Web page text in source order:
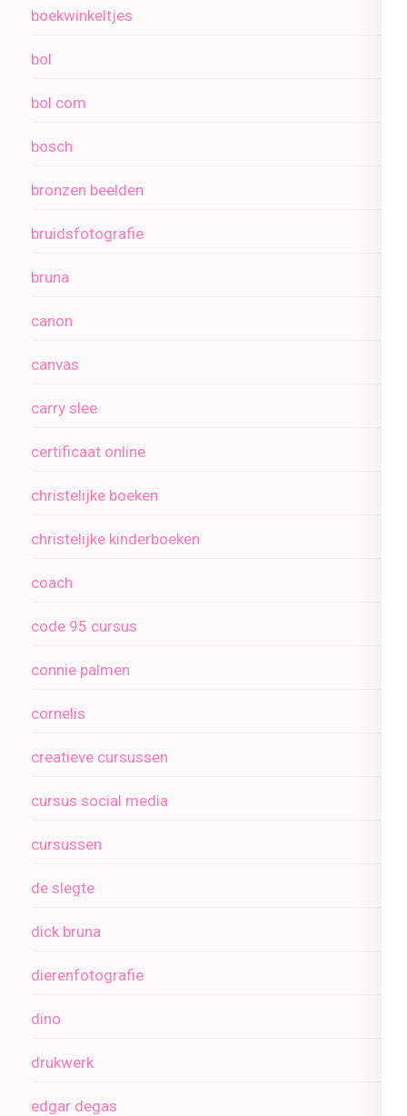
boekwinkeltjes
bol
bol com
bosch
bronzen beelden
bruidsfotografie
bruna
canon
canvas
carry slee
certificaat online
christelijke boeken
christelijke kinderboeken
coach
code 95 cursus
connie palmen
cornelis
creatieve cursussen
cursus social media
cursussen
de slegte
dick bruna
dierenfotografie
dino
drukwerk
edgar degas